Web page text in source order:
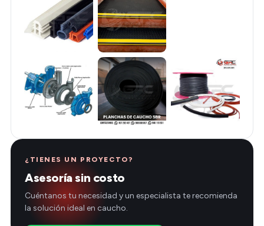
¿TIENES UN PROYECTO?
Asesoría sin costo
Cuéntanos tu necesidad y un especialista te recomienda
la solución ideal en caucho.